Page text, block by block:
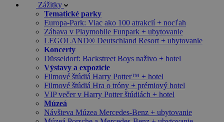
Zážitky
Tematické parky
Europa-Park: Viac ako 100 atrakcií + nocľah
Zábava v Playmobile Funpark + ubytovanie
LEGOLAND® Deutschland Resort + ubytovanie
Koncerty
Düsseldorf: Backstreet Boys naživo + hotel
Výstavy a expozície
Filmové štúdiá Harry Potter™ + hotel
Filmové štúdiá Hra o tróny + prémiový hotel
VIP večer v Harry Potter štúdiách + hotel
Múzeá
Návšteva Múzea Mercedes-Benz + ubytovanie